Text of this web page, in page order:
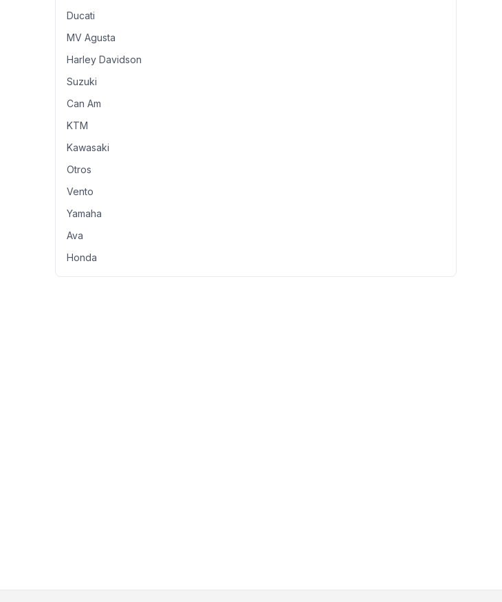
Ducati
MV Agusta
Harley Davidson
Suzuki
Can Am
KTM
Kawasaki
Otros
Vento
Yamaha
Ava
Honda